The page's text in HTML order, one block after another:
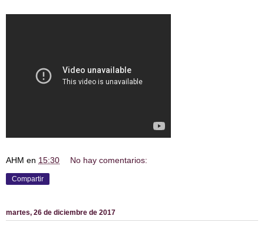
AHM en 15:30 No hay comentarios:
Compartir
martes, 26 de diciembre de 2017